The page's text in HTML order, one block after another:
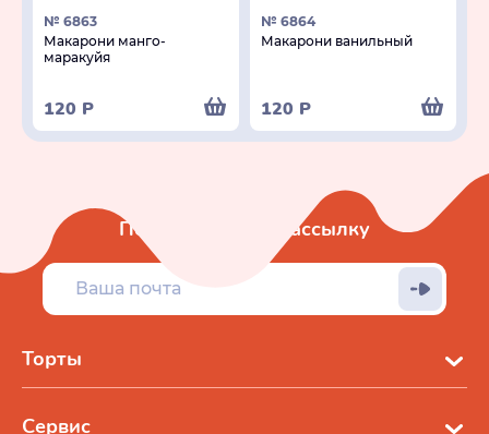
№ 6863
Макарони манго-
маракуйя
120 Р
№ 6864
Макарони ванильный
120 Р
Торты
Сервис
Подписаться на рассылку